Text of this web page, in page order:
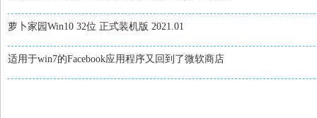
萝卜家园Win10 32位 正式装机版 2021.01
适用于win7的Facebook应用程序又回到了微软商店